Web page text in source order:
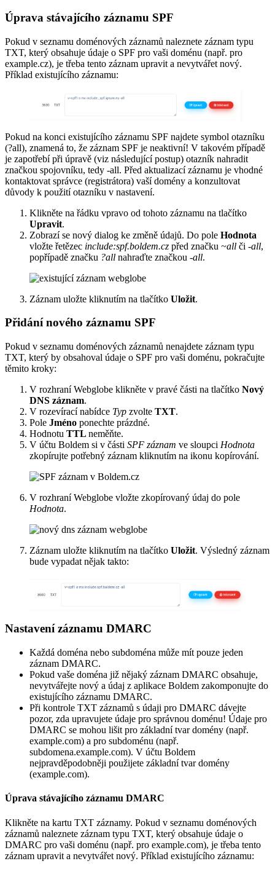
Úprava stávajícího záznamu SPF
Pokud v seznamu doménových záznamů naleznete záznam typu
TXT, který obsahuje údaje o SPF pro vaši doménu (např. pro
example.cz), je třeba tento záznam upravit a nevytvářet nový.
Příklad existujícího záznamu:
Pokud na konci existujícího záznamu SPF najdete symbol otazníku
(?all), znamená to, že záznam SPF je neaktivní! V takovém případě
je zapotřebí při úpravě (viz následující postup) otazník nahradit
značkou spojovníku, tedy -all. Před aktualizací záznamu je vhodné
kontaktovat správce (registrátora) vaší domény a konzultovat
důvody k použití otazníku v nastavení.
Klikněte na řádku vpravo od tohoto záznamu na tlačítko
Upravit.
Zobrazí se nový dialog ke změně údajů. Do pole Hodnota
vložte řetězec include:spf.boldem.cz před značku ~all či -all,
popřípadě značku ?all nahraďte značkou -all.
Záznam uložte kliknutím na tlačítko Uložit.
Přidání nového záznamu SPF
Pokud v seznamu doménových záznamů nenajdete záznam typu
TXT, který by obsahoval údaje o SPF pro vaši doménu, pokračujte
těmito kroky:
V rozhraní Webglobe klikněte v pravé části na tlačítko Nový
DNS záznam.
V rozevírací nabídce Typ zvolte TXT.
Pole Jméno ponechte prázdné.
Hodnotu TTL neměňte.
V účtu Boldem si v části SPF záznam ve sloupci Hodnota
zkopírujte potřebný záznam kliknutím na ikonu kopírování.
V rozhraní Webglobe vložte zkopírovaný údaj do pole
Hodnota.
Záznam uložte kliknutím na tlačítko Uložit. Výsledný záznam
bude vypadat nějak takto:
Nastavení záznamu DMARC
Každá doména nebo subdoména může mít pouze jeden
záznam DMARC.
Pokud vaše doména již nějaký záznam DMARC obsahuje,
nevytvářejte nový a údaj z aplikace Boldem zakomponujte do
existujícího záznamu DMARC.
Při kontrole TXT záznamů s údaji pro DMARC dávejte
pozor, zda upravujete údaje pro správnou doménu! Údaje pro
DMARC se mohou lišit pro základní tvar domény (např.
example.com) a pro subdoménu (např.
subdomena.example.com). V účtu Boldem
nejpravděpodobněji použijete základní tvar domény
(example.com).
Úprava stávajícího záznamu DMARC
Klikněte na kartu TXT záznamy. Pokud v seznamu doménových
záznamů naleznete záznam typu TXT, který obsahuje údaje o
DMARC pro vaši doménu (např. pro example.com), je třeba tento
záznam upravit a nevytvářet nový. Příklad existujícího záznamu: